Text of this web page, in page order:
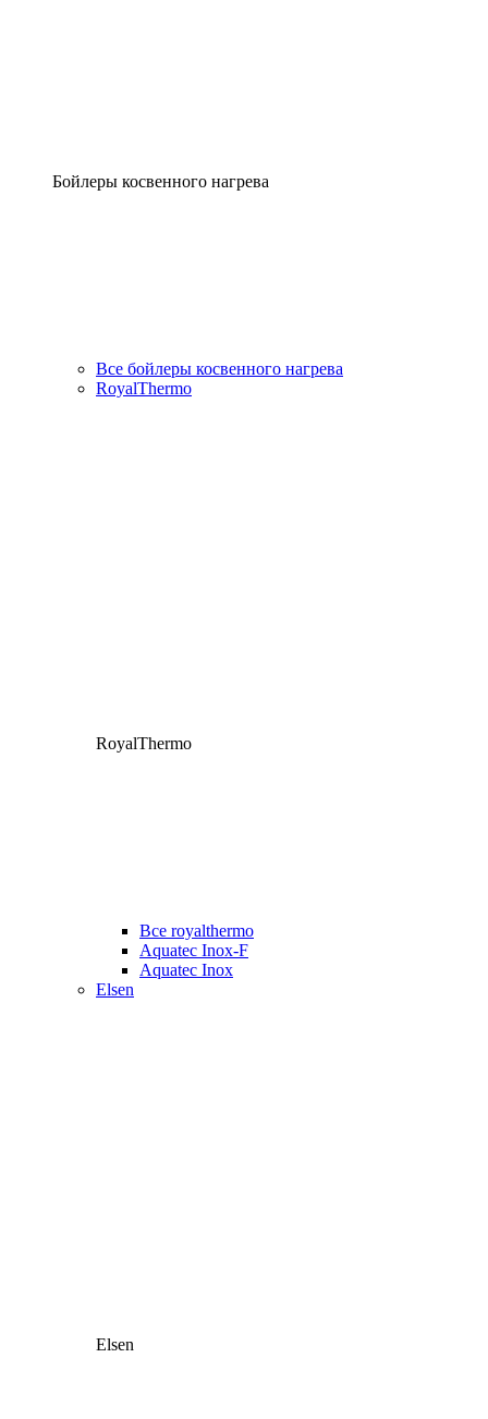
Бойлеры косвенного нагрева
Все бойлеры косвенного нагрева
RoyalThermo
RoyalThermo
Все royalthermo
Aquatec Inox-F
Aquatec Inox
Elsen
Elsen